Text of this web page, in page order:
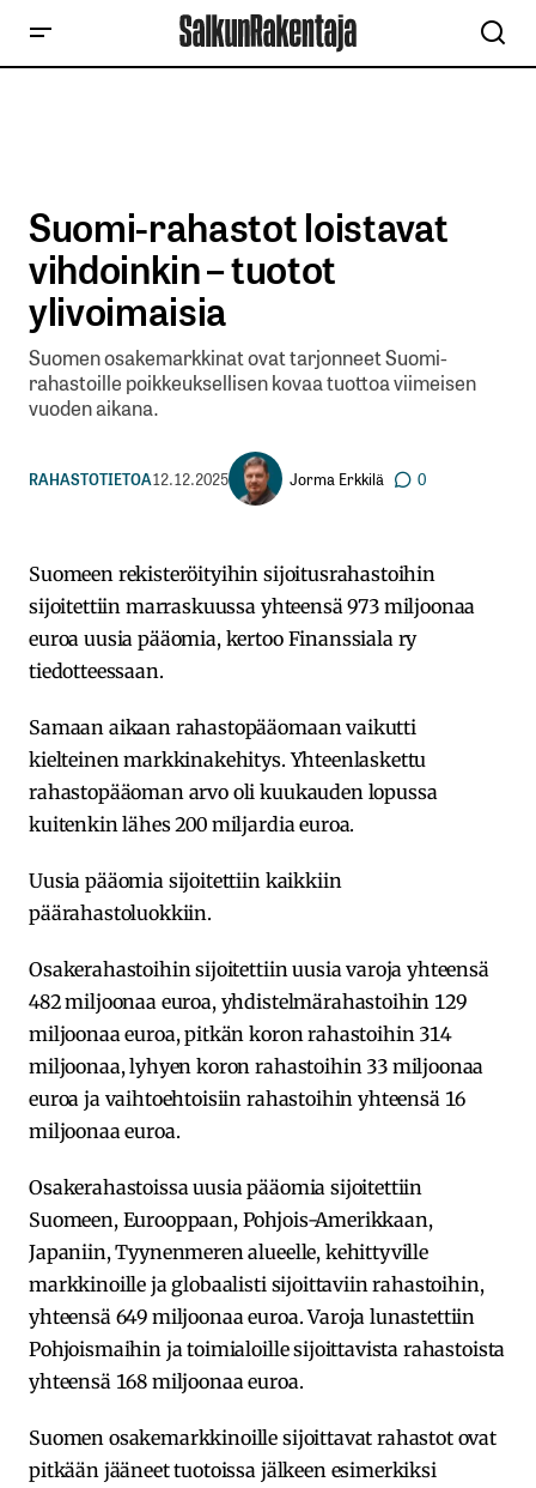
Suomi-rahastot loistavat
vihdoinkin – tuotot
ylivoimaisia
Suomen osakemarkkinat ovat tarjonneet Suomi-
rahastoille poikkeuksellisen kovaa tuottoa viimeisen
vuoden aikana.
RAHASTOTIETOA12.12.2025 Jorma Erkkilä 0
Suomeen rekisteröityihin sijoitusrahastoihin
sijoitettiin marraskuussa yhteensä 973 miljoonaa
euroa uusia pääomia, kertoo Finanssiala ry
tiedotteessaan.
Samaan aikaan rahastopääomaan vaikutti
kielteinen markkinakehitys. Yhteenlaskettu
rahastopääoman arvo oli kuukauden lopussa
kuitenkin lähes 200 miljardia euroa.
Uusia pääomia sijoitettiin kaikkiin
päärahastoluokkiin.
Osakerahastoihin sijoitettiin uusia varoja yhteensä
482 miljoonaa euroa, yhdistelmärahastoihin 129
miljoonaa euroa, pitkän koron rahastoihin 314
miljoonaa, lyhyen koron rahastoihin 33 miljoonaa
euroa ja vaihtoehtoisiin rahastoihin yhteensä 16
miljoonaa euroa.
Osakerahastoissa uusia pääomia sijoitettiin
Suomeen, Eurooppaan, Pohjois-Amerikkaan,
Japaniin, Tyynenmeren alueelle, kehittyville
markkinoille ja globaalisti sijoittaviin rahastoihin,
yhteensä 649 miljoonaa euroa. Varoja lunastettiin
Pohjoismaihin ja toimialoille sijoittavista rahastoista
yhteensä 168 miljoonaa euroa.
Suomen osakemarkkinoille sijoittavat rahastot ovat
pitkään jääneet tuotoissa jälkeen esimerkiksi